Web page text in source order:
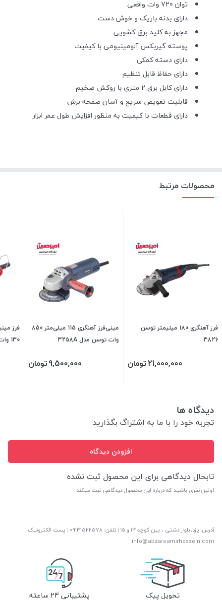
توان 720 وات واقعی
دارای بدنه باریک و خوش دست
مجهز به کلید برق کشویی
پوسته گیربکس آلومینیومی با کیفیت
دارای دسته کمکی
دارای حفاظ قابل تنظیم
دارای کابل برق 2 متری با روکش ضخیم
قابلیت تعویض سریع و آسان صفحه برش
دارای قطعات با کیفیت به منظور افزایش طول عمر ابزار
محصولات مرتبط
فرز آهنگری 180 میلیمتر توسن
3826
21,000,000تومان
مینی‌فرز آهنگری 115 میلی‌متر 850
وات توسن مدل 3258A
9,500,000تومان
فرز
دیدگاه ها
تجربه خود را با ما به اشتراگ بگذارید
افزودن دیدگاه
تابحال دیدگاهی برای این محصول ثبت نشده
اولین نفری باشید که درباره این محصول دیدگاهی ثبت میکند
آدرس: یزد،بلوار دشتی ، بین کوچه ۱۳ و ۱۵ | تلفن: ‎09131522578 | پست الکترونیک:
info@abzareamirhossein.com
تحویل پیک پشتیبانی 24 ساعته